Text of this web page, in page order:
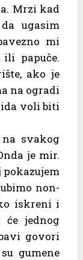
Mrzi kad
ugasim
mi
papuče.
ako je
na ogradi
voli biti
svakog
je mir.
pokazujem
non-
iskreni i
će jednog
govori
gumene